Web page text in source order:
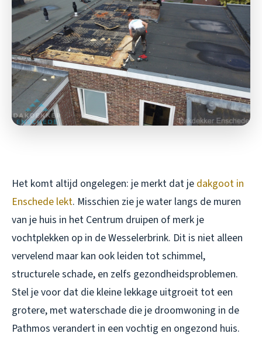
Het komt altijd ongelegen: je merkt dat je dakgoot in
Enschede lekt. Misschien zie je water langs de muren
van je huis in het Centrum druipen of merk je
vochtplekken op in de Wesselerbrink. Dit is niet alleen
vervelend maar kan ook leiden tot schimmel,
structurele schade, en zelfs gezondheidsproblemen.
Stel je voor dat die kleine lekkage uitgroeit tot een
grotere, met waterschade die je droomwoning in de
Pathmos verandert in een vochtig en ongezond huis.